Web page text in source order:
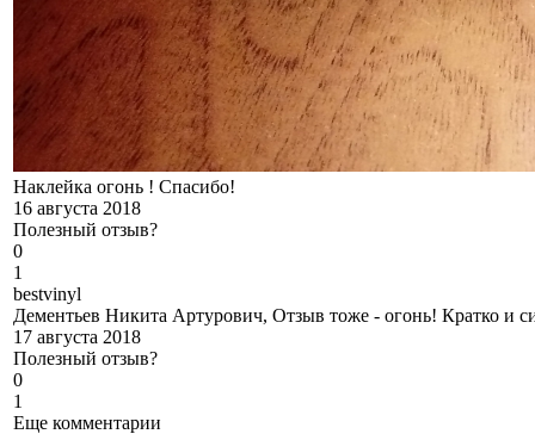
Наклейка огонь ! Спасибо!
16 августа 2018
Полезный отзыв?
0
1
bestvinyl
Дементьев Никита Артурович, Отзыв тоже - огонь! Кратко и
17 августа 2018
Полезный отзыв?
0
1
Еще комментарии